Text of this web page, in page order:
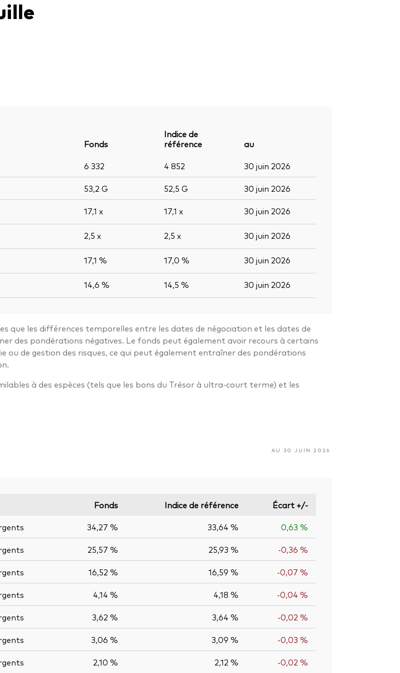
Fonds
Indice de
référence
au
6 332 4 852 30 juin 2026
53,2 G 52,5 G 30 juin 2026
17,1 x 17,1 x 30 juin 2026
2,5 x 2,5 x 30 juin 2026
17,1 % 17,0 % 30 juin 2026
14,6 % 14,5 % 30 juin 2026
que les différences temporelles entre les dates de négociation et les dates de
des pondérations négatives. Le fonds peut également avoir recours à certains
ou de gestion des risques, ce qui peut également entraîner des pondérations
à des espèces (tels que les bons du Trésor à ultra-court terme) et les
AU 30 JUIN 2026
Fonds Indice de référence
Écart +/-
34,27 % 33,64 % 0,63 %
25,57 % 25,93 % -0,36 %
16,52 % 16,59 % -0,07 %
4,14 % 4,18 % -0,04 %
3,62 % 3,64 % -0,02 %
3,06 % 3,09 % -0,03 %
2,10 % 2,12 % -0,02 %